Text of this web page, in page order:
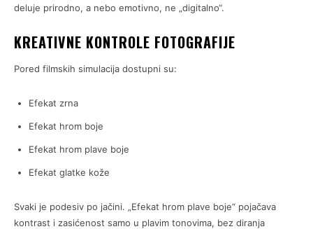
deluje prirodno, a nebo emotivno, ne „digitalno“.
KREATIVNE KONTROLE FOTOGRAFIJE
Pored filmskih simulacija dostupni su:
Efekat zrna
Efekat hrom boje
Efekat hrom plave boje
Efekat glatke kože
Svaki je podesiv po jačini. „Efekat hrom plave boje“ pojačava
kontrast i zasićenost samo u plavim tonovima, bez diranja